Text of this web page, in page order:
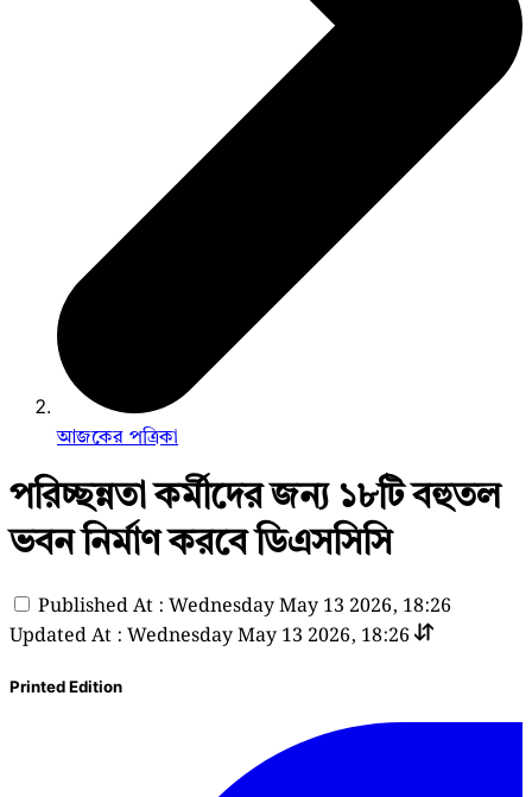
আজকের পত্রিকা
পরিচ্ছন্নতা কর্মীদের জন্য ১৮টি বহুতল
ভবন নির্মাণ করবে ডিএসসিসি
Published At : Wednesday May 13 2026, 18:26
Updated At : Wednesday May 13 2026, 18:26
Printed Edition